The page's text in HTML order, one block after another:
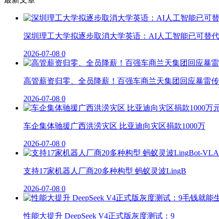
深圳理工大学拟逐步取消大学英语：AI人工智能已可替代
2026-07-08 0
高管薪资归零、全员降薪！百强车商兰天集团回应暴雷
2026-07-08 0
车企集体驰援广西洪涝灾区 比亚迪向灾区捐款1000万
2026-07-08 0
支持17家机器人厂商20多种构型 蚂蚁灵波LingB
2026-07-08 0
性能大提升 DeepSeek V4正式版灰度测试：9